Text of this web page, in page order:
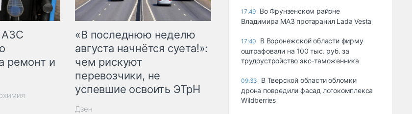
АЗС
ремонт и
«В последнюю неделю
августа начнётся суета!»:
чем рискуют
перевозчики, не
успевшие освоить ЭТрН
Дзен
17:49 Во Фрунзенском районе
Владимира МАЗ протаранил Lada Vesta
17:40
В Воронежской области фирму
оштрафовали на 100 тыс. руб. за
трудоустройство экс-таможенника
09:33
В Тверской области обломки
дрона повредили фасад логокомплекса
Wildberries